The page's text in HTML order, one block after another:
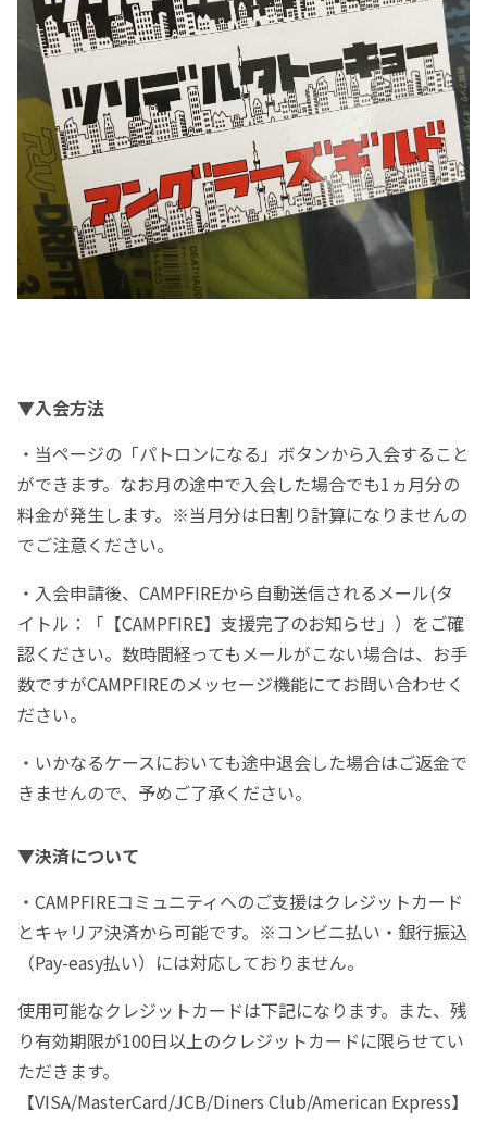
▼入会方法
・当ページの「パトロンになる」ボタンから入会すること
ができます。なお月の途中で入会した場合でも1ヵ月分の
料金が発生します。※当月分は日割り計算になりませんの
でご注意ください。
・入会申請後、CAMPFIREから自動送信されるメール(タ
イトル：「【CAMPFIRE】支援完了のお知らせ」）をご確
認ください。数時間経ってもメールがこない場合は、お手
数ですがCAMPFIREのメッセージ機能にてお問い合わせく
ださい。
・いかなるケースにおいても途中退会した場合はご返金で
きませんので、予めご了承ください。
▼決済について
・CAMPFIREコミュニティへのご支援はクレジットカード
とキャリア決済から可能です。※コンビニ払い・銀行振込
（Pay-easy払い）には対応しておりません。
使用可能なクレジットカードは下記になります。また、残
り有効期限が100日以上のクレジットカードに限らせてい
ただきます。
【VISA/MasterCard/JCB/Diners Club/American Express】